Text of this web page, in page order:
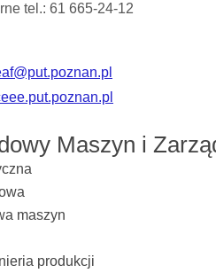
tel.: 61 665-24-12
Maszyn i
maszyn
produkcji